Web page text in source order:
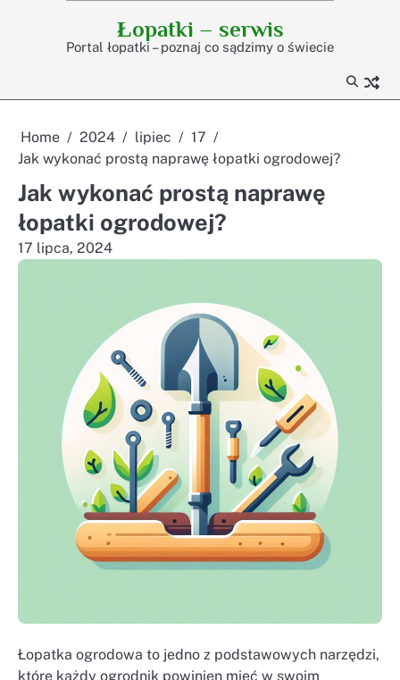
Łopatki – serwis
Portal łopatki – poznaj co sądzimy o świecie
Home 2024 lipiec
17
Jak wykonać prostą naprawę łopatki ogrodowej?
Jak wykonać prostą naprawę
łopatki ogrodowej?
17 lipca, 2024
Łopatka ogrodowa to jedno z podstawowych narzędzi,
które każdy ogrodnik powinien mieć w swoim